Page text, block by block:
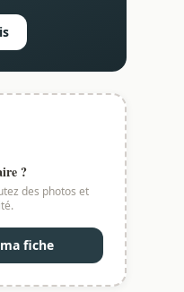
?
des photos et
fiche